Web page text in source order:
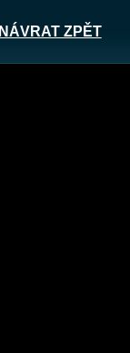
NÁVRAT ZPĚT